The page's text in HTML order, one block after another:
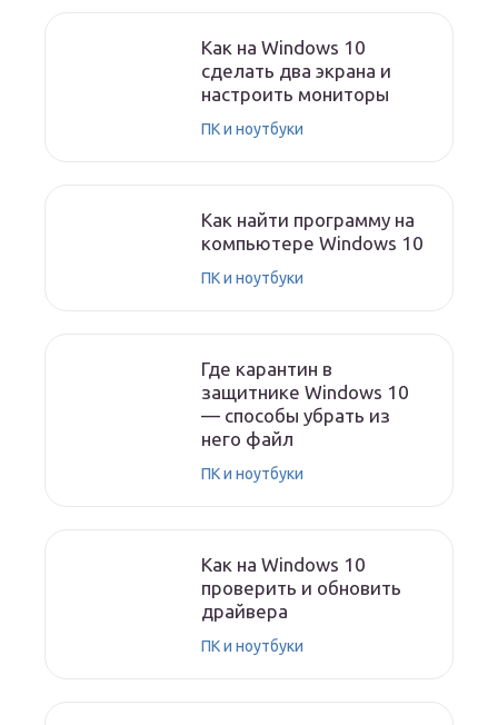
Как на Windows 10
сделать два экрана и
настроить мониторы
ПК и ноутбуки
Как найти программу на
компьютере Windows 10
ПК и ноутбуки
Где карантин в
защитнике Windows 10
— способы убрать из
него файл
ПК и ноутбуки
Как на Windows 10
проверить и обновить
драйвера
ПК и ноутбуки